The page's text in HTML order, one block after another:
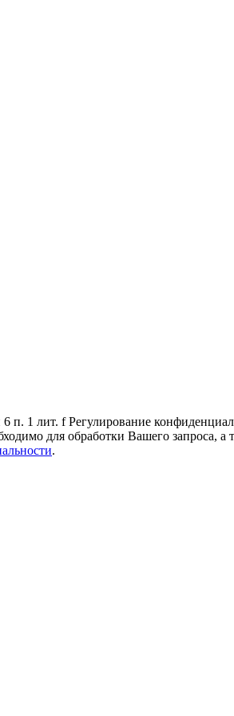
1 лит. f Регулирование
для обработки Вашего запроса,
.